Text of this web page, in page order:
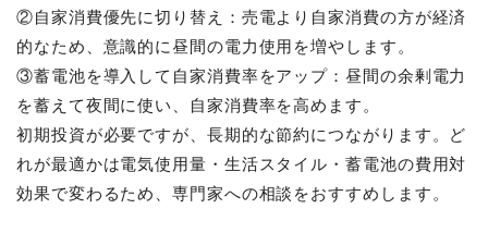
②自家消費優先に切り替え：売電より自家消費の方が経済
的なため、意識的に昼間の電力使用を増やします。
③蓄電池を導入して自家消費率をアップ：昼間の余剰電力
を蓄えて夜間に使い、自家消費率を高めます。
初期投資が必要ですが、長期的な節約につながります。ど
れが最適かは電気使用量・生活スタイル・蓄電池の費用対
効果で変わるため、専門家への相談をおすすめします。